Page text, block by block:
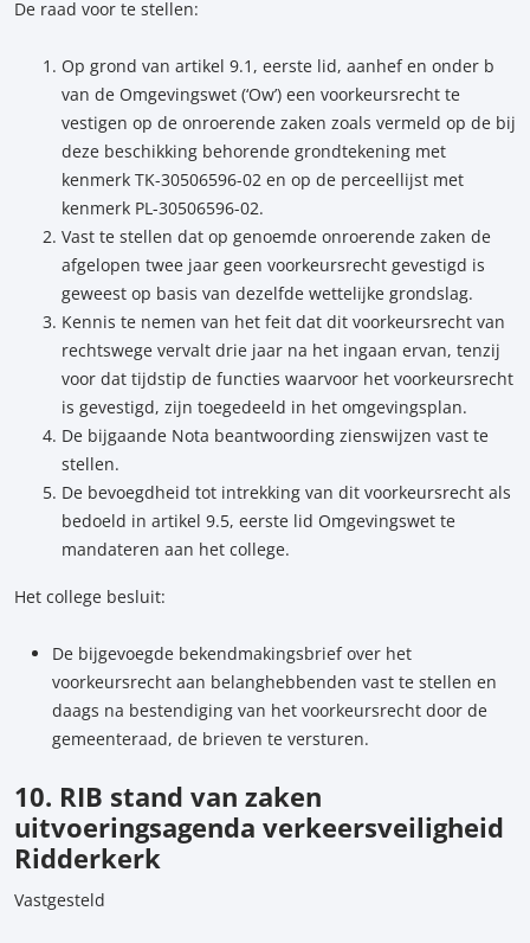
De raad voor te stellen:
Op grond van artikel 9.1, eerste lid, aanhef en onder b
van de Omgevingswet (‘Ow’) een voorkeursrecht te
vestigen op de onroerende zaken zoals vermeld op de bij
deze beschikking behorende grondtekening met
kenmerk TK-30506596-02 en op de perceellijst met
kenmerk PL-30506596-02.
Vast te stellen dat op genoemde onroerende zaken de
afgelopen twee jaar geen voorkeursrecht gevestigd is
geweest op basis van dezelfde wettelijke grondslag.
Kennis te nemen van het feit dat dit voorkeursrecht van
rechtswege vervalt drie jaar na het ingaan ervan, tenzij
voor dat tijdstip de functies waarvoor het voorkeursrecht
is gevestigd, zijn toegedeeld in het omgevingsplan.
De bijgaande Nota beantwoording zienswijzen vast te
stellen.
De bevoegdheid tot intrekking van dit voorkeursrecht als
bedoeld in artikel 9.5, eerste lid Omgevingswet te
mandateren aan het college.
Het college besluit:
De bijgevoegde bekendmakingsbrief over het
voorkeursrecht aan belanghebbenden vast te stellen en
daags na bestendiging van het voorkeursrecht door de
gemeenteraad, de brieven te versturen.
10. RIB stand van zaken
uitvoeringsagenda verkeersveiligheid
Ridderkerk
Vastgesteld